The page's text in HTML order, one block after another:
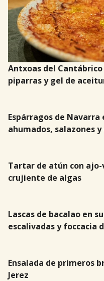
Antxoas del
piparras y gel de
Espárragos de Navarra
ahumados, salazones
Tartar de atún con
crujiente de algas
Lascas de bacalao en
escalivadas y foccacia
Ensalada de primeros
Jerez